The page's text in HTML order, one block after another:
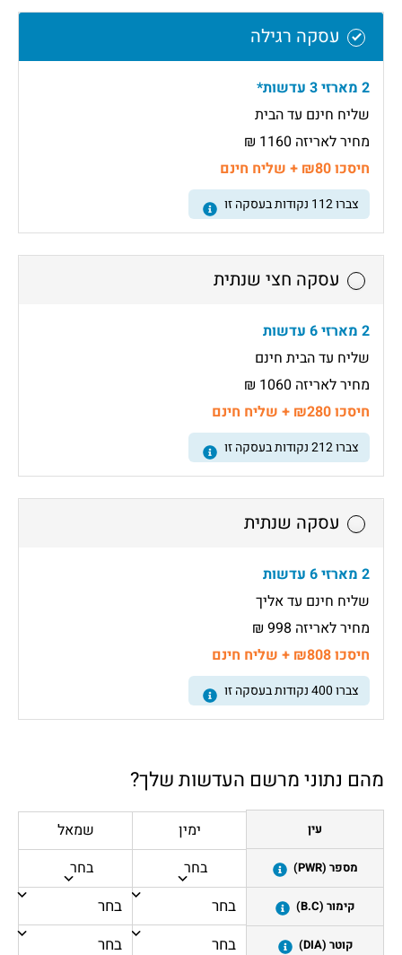
עסקה רגילה
2 מארזי 3 עדשות*
שליח חינם עד הבית
מחיר לאריזה 1160 ₪
חיסכו ₪80 + שליח חינם
צברו112 נקודות בעסקה זו
עסקה חצי שנתית
2 מארזי 6 עדשות
שליח עד הבית חינם
מחיר לאריזה 1060 ₪
חיסכו ₪280 + שליח חינם
צברו212נקודות בעסקה זו
עסקה שנתית
2 מארזי 6 עדשות
שליח חינם עד אליך
מחיר לאריזה 998 ₪
חיסכו ₪808 + שליח חינם
צברו400נקודות בעסקה זו
מהם נתוני מרשם העדשות שלך?
עין
מספר (PWR)
קימור (B.C)
קוטר (DIA)
ימין
בחר
שמאל
בחר